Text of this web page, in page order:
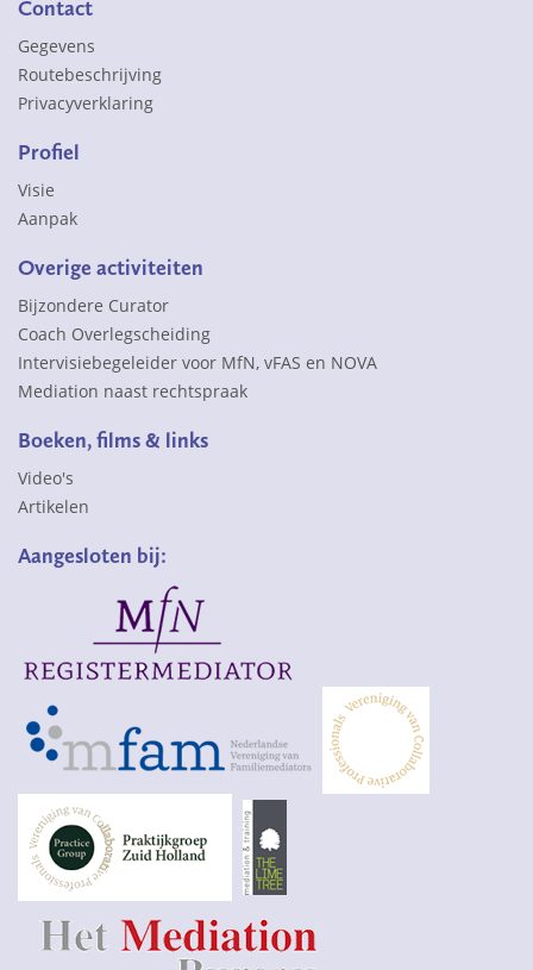
Contact
Gegevens
Routebeschrijving
Privacyverklaring
Profiel
Visie
Aanpak
Overige activiteiten
Bijzondere Curator
Coach Overlegscheiding
Intervisiebegeleider voor MfN, vFAS en NOVA
Mediation naast rechtspraak
Boeken, films & links
Video's
Artikelen
Aangesloten bij: